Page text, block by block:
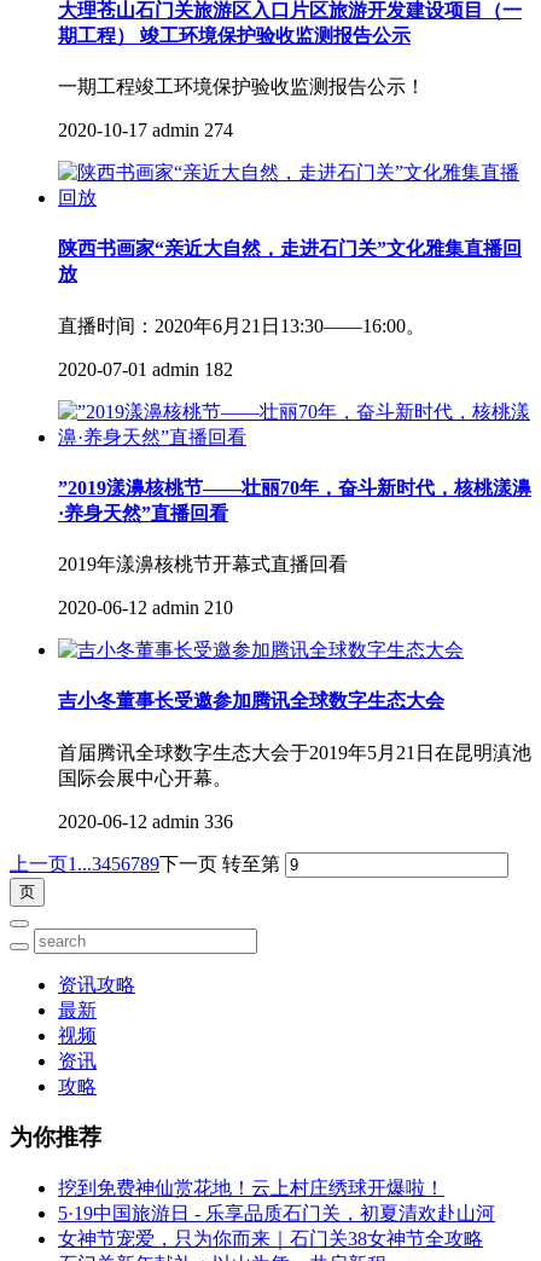
大理苍山石门关旅游区入口片区旅游开发建设项目（一
期工程） 竣工环境保护验收监测报告公示
一期工程竣工环境保护验收监测报告公示！
2020-10-17 admin 274
陕西书画家“亲近大自然，走进石门关”文化雅集直播回
放
直播时间：2020年6月21日13:30——16:00。
2020-07-01 admin 182
”2019漾濞核桃节——壮丽70年，奋斗新时代，核桃漾濞
·养身天然”直播回看
2019年漾濞核桃节开幕式直播回看
2020-06-12 admin 210
吉小冬董事长受邀参加腾讯全球数字生态大会
首届腾讯全球数字生态大会于2019年5月21日在昆明滇池
国际会展中心开幕。
2020-06-12 admin 336
上一页1...3456789下一页 转至第
资讯攻略
最新
视频
资讯
攻略
为你推荐
挖到免费神仙赏花地！云上村庄绣球开爆啦！
5·19中国旅游日 - 乐享品质石门关，初夏清欢赴山河
女神节宠爱，只为你而来｜石门关38女神节全攻略